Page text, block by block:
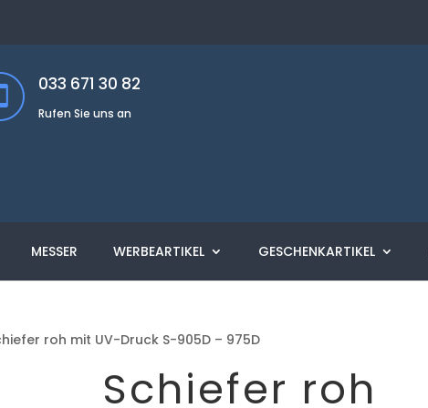
033 671 30 82
Rufen Sie uns an
MESSER WERBEARTIKEL GESCHENKARTIKEL
roh mit UV-Druck S-905D – 975D
Schiefer roh